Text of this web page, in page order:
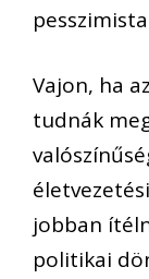
Vajon, ha
tudnák
jobban
politikai